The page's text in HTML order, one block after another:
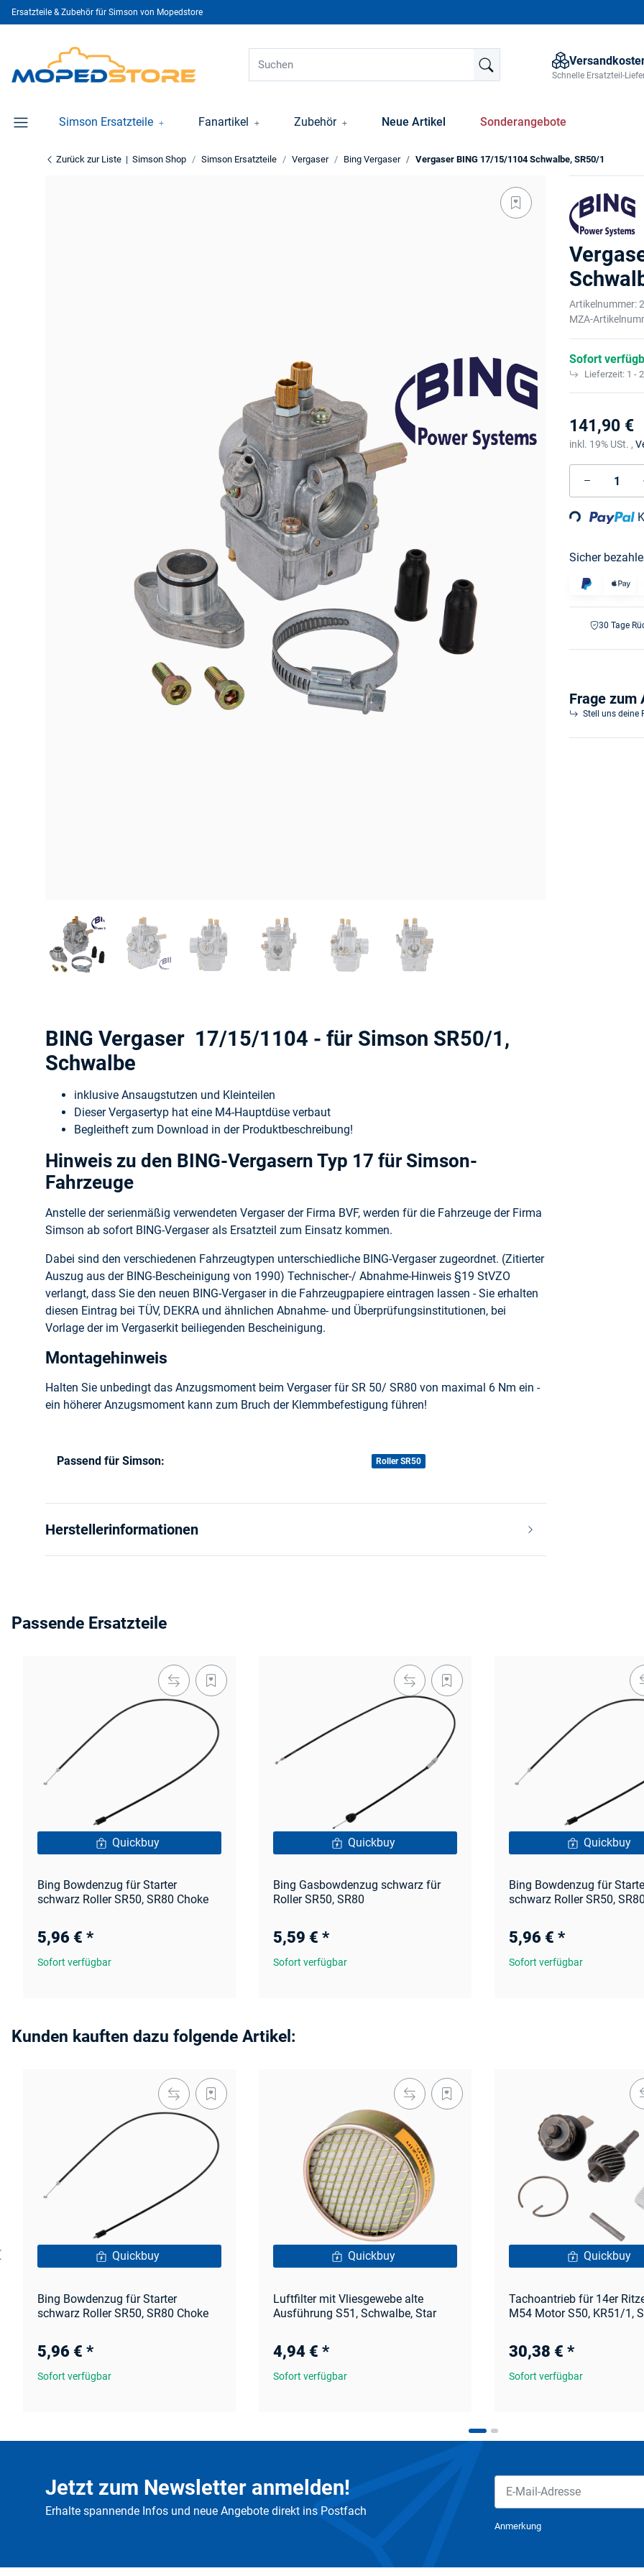
Ersatzteile & Zubehör für Simson von Mopedstore
Schnelle Ersatzteil-
Simson Ersatzteile Fanartikel Zubehör Neue Artikel Sonderangebote
Zurück zur Liste Simson Shop Simson Ersatzteile Vergaser Bing Vergaser Vergaser BING 17/15/1104 Schwalbe, SR50/1
Artikelnummer:
MZA-
Sofort
Lieferzeit: 1 -
141,90 €
inkl. 19% USt. ,
Loading...
Sicher
30 Tage
Frage zum
Stell uns deine
BING Vergaser 17/15/1104 - für Simson SR50/1,
Schwalbe
inklusive Ansaugstutzen und Kleinteilen
Dieser Vergasertyp hat eine M4-Hauptdüse verbaut
Begleitheft zum Download in der Produktbeschreibung!
Hinweis zu den BING-Vergasern Typ 17 für Simson-
Fahrzeuge
Anstelle der serienmäßig verwendeten Vergaser der Firma BVF, werden für die Fahrzeuge der Firma
Simson ab sofort BING-Vergaser als Ersatzteil zum Einsatz kommen.
Dabei sind den verschiedenen Fahrzeugtypen unterschiedliche BING-Vergaser zugeordnet. (Zitierter
Auszug aus der BING-Bescheinigung von 1990) Technischer-/ Abnahme-Hinweis §19 StVZO
verlangt, dass Sie den neuen BING-Vergaser in die Fahrzeugpapiere eintragen lassen - Sie erhalten
diesen Eintrag bei TÜV, DEKRA und ähnlichen Abnahme- und Überprüfungsinstitutionen, bei
Vorlage der im Vergaserkit beiliegenden Bescheinigung.
Montagehinweis
Halten Sie unbedingt das Anzugsmoment beim Vergaser für SR 50/ SR80 von maximal 6 Nm ein -
ein höherer Anzugsmoment kann zum Bruch der Klemmbefestigung führen!
Produkteigenschaft
Wert
Passend für Simson: Roller SR50
Herstellerinformationen
Passende Ersatzteile
Quickbuy
Bing Bowdenzug für Starter
schwarz Roller SR50, SR80 Choke
5,96 € *
Sofort verfügbar
Quickbuy
Bing Gasbowdenzug schwarz für
Roller SR50, SR80
5,59 € *
Sofort verfügbar
Quickbuy
Bing Bowdenzug für
schwarz Roller SR50,
5,96 € *
Sofort verfügbar
Kunden kauften dazu folgende Artikel:
Quickbuy
Bing Bowdenzug für Starter
schwarz Roller SR50, SR80 Choke
5,96 € *
Sofort verfügbar
Quickbuy
Luftfilter mit Vliesgewebe alte
Ausführung S51, Schwalbe, Star
4,94 € *
Sofort verfügbar
Quickbuy
Tachoantrieb für 14er
M54 Motor S50, KR51/1,
30,38 € *
Sofort verfügbar
Jetzt zum Newsletter anmelden!
Erhalte spannende Infos und neue Angebote direkt ins Postfach
Anmerkung